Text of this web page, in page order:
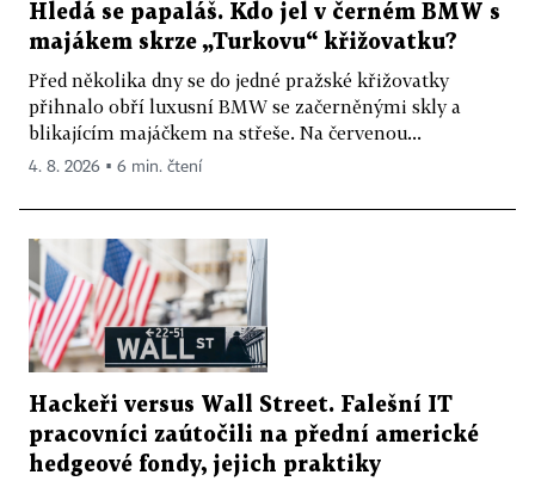
Hledá se papaláš. Kdo jel v černém BMW s
majákem skrze „Turkovu“ křižovatku?
Před několika dny se do jedné pražské křižovatky
přihnalo obří luxusní BMW se začerněnými skly a
blikajícím majáčkem na střeše. Na červenou...
4. 8. 2026 ▪ 6 min. čtení
Hackeři versus Wall Street. Falešní IT
pracovníci zaútočili na přední americké
hedgeové fondy, jejich praktiky